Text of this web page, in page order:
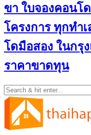
ขา ใบจองคอนโ
โครงการ ทุกทำ
โดมือสอง ในกรุ
ราคาขาดทุน